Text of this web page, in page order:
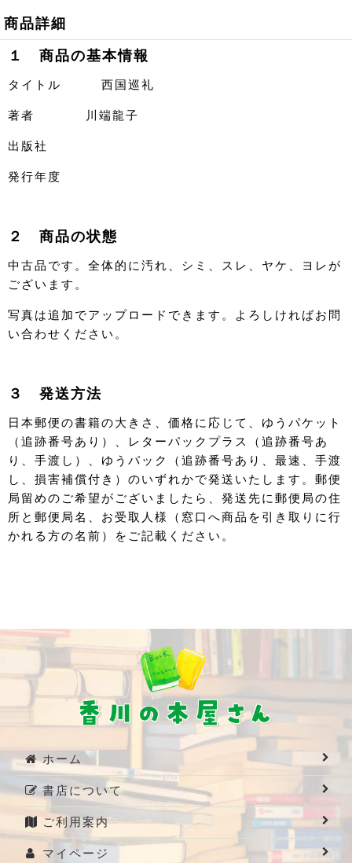
商品詳細
１ 商品の基本情報
タイトル 西国巡礼
著者 川端龍子
出版社
発行年度
２ 商品の状態
中古品です。全体的に汚れ、シミ、スレ、ヤケ、ヨレが
ございます。
写真は追加でアップロードできます。よろしければお問
い合わせください。
３ 発送方法
日本郵便の書籍の大きさ、価格に応じて、ゆうパケット
（追跡番号あり）、レターパックプラス（追跡番号あ
り、手渡し）、ゆうパック（追跡番号あり、最速、手渡
し、損害補償付き）のいずれかで発送いたします。郵便
局留めのご希望がございましたら、発送先に郵便局の住
所と郵便局名、お受取人様（窓口へ商品を引き取りに行
かれる方の名前）をご記載ください。
ホーム
書店について
ご利用案内
マイページ